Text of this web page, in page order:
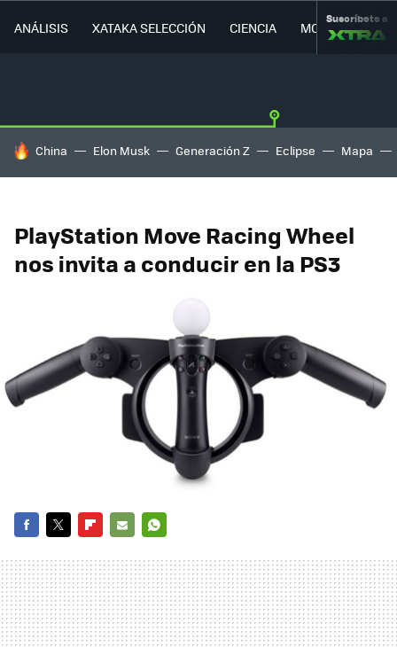
ANÁLISIS XATAKA SELECCIÓN CIENCIA MOVILIDAD
Suscríbete a
HOY SE HABLA DE
China Elon Musk Generación Z Eclipse Mapa
PlayStation Move Racing Wheel
nos invita a conducir en la PS3
MAIL